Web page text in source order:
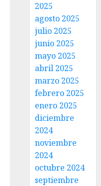
2025
agosto 2025
julio 2025
junio 2025
mayo 2025
abril 2025
marzo 2025
febrero 2025
enero 2025
diciembre
2024
noviembre
2024
octubre 2024
septiembre